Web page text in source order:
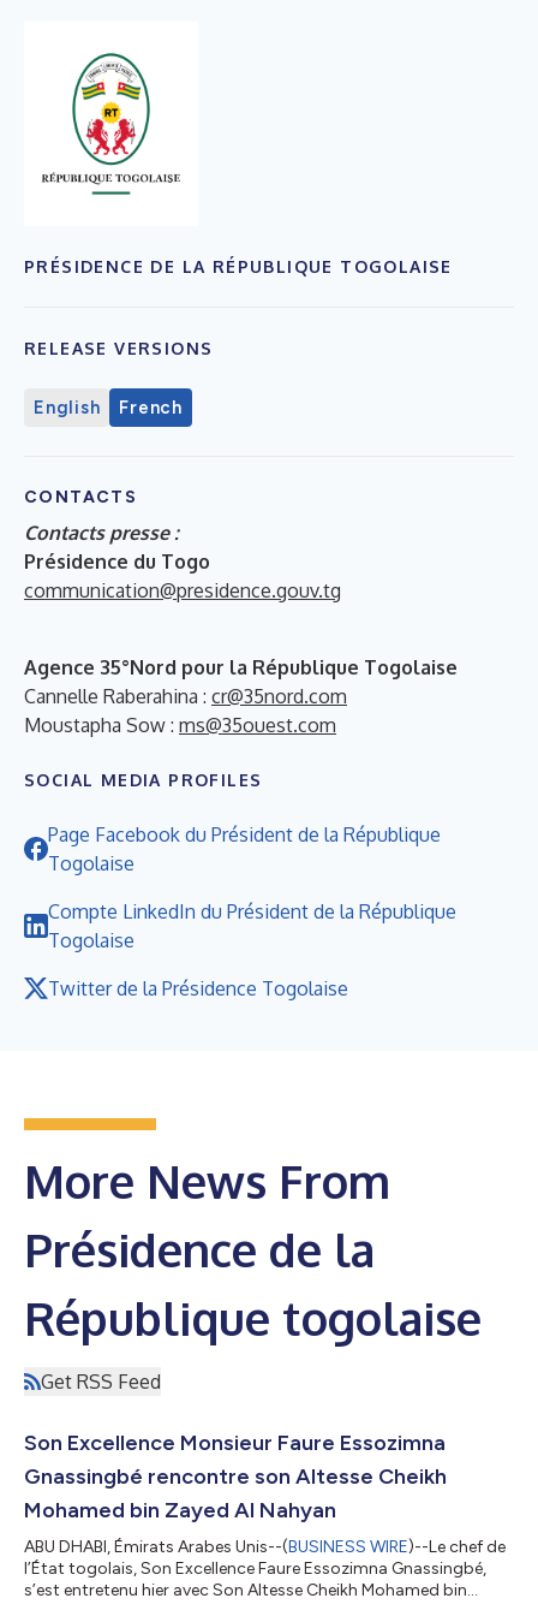
PRÉSIDENCE DE LA RÉPUBLIQUE TOGOLAISE
RELEASE VERSIONS
English French
CONTACTS
Contacts presse:
Présidence du Togo
communication@presidence.gouv.tg
Agence 35°Nord pour la République Togolaise
Cannelle Raberahina : cr@35nord.com
Moustapha Sow : ms@35ouest.com
SOCIAL MEDIA PROFILES
Page Facebook du Président de la République
Togolaise
Compte LinkedIn du Président de la République
Togolaise
Twitter de la Présidence Togolaise
More News From
Présidence de la
République togolaise
Get RSS Feed
Son Excellence Monsieur Faure Essozimna
Gnassingbé rencontre son Altesse Cheikh
Mohamed bin Zayed Al Nahyan
ABU DHABI, Émirats Arabes Unis--(BUSINESS WIRE)--Le chef de
l’État togolais, Son Excellence Faure Essozimna Gnassingbé,
s’est entretenu hier avec Son Altesse Cheikh Mohamed bin